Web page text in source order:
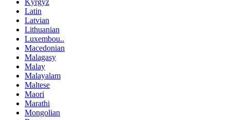
Kyrgyz
Latin
Latvian
Lithuanian
Luxembou..
Macedonian
Malagasy
Malay
Malayalam
Maltese
Maori
Marathi
Mongolian